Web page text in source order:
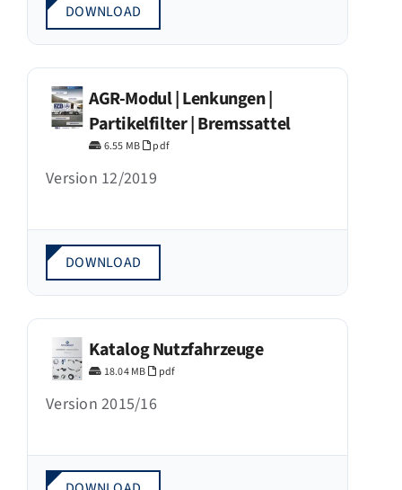
DOWNLOAD
AGR-Modul | Lenkungen |
Partikelfilter | Bremssattel
6.55 MB pdf
Version 12/2019
DOWNLOAD
Katalog Nutzfahrzeuge
18.04 MB pdf
Version 2015/16